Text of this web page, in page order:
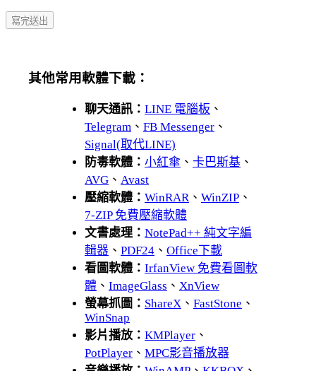
其他常用軟體下載：
聊天通訊： LINE 電腦板 、
Telegram 、 FB Messenger 、
Signal(取代LINE)
防毒軟體： 小紅傘 、 卡巴斯基 、
AVG 、 Avast
壓縮軟體： WinRAR、 WinZIP 、
7-ZIP 免費壓縮軟體
文書處理： NotePad++ 純文字編
輯器 、 PDF24 、 Office下載
看圖軟體： IrfanView 免費看圖軟
體 、 ImageGlass 、 XnView
螢幕抓圖： ShareX 、 FastStone 、
WinSnap
影片播放： KMPlayer 、
PotPlayer 、 MPC影音播放器